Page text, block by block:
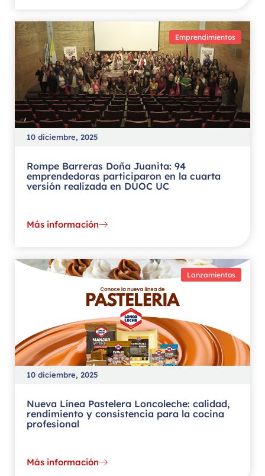
Emprendimientos
10 diciembre, 2025
Rompe Barreras Doña Juanita: 94
emprendedoras participaron en la cuarta
versión realizada en DUOC UC
Más información
Lanzamientos
10 diciembre, 2025
Nueva Línea Pastelera Loncoleche: calidad,
rendimiento y consistencia para la cocina
profesional
Más información